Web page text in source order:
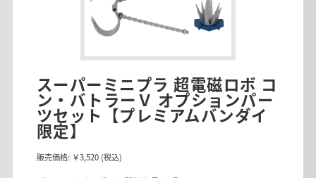
スーパーミニプラ 超電磁ロボ コ
ン・バトラーＶ オプションパー
ツセット【プレミアムバンダイ
限定】
販売価格: ￥3,520 (税込)